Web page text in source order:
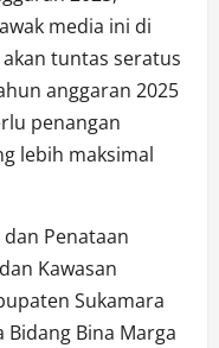
media ini di
tuntas seratus
anggaran 2025
penangan
lebih maksimal
Penataan
Kawasan
Sukamara
Bidang Bina Marga